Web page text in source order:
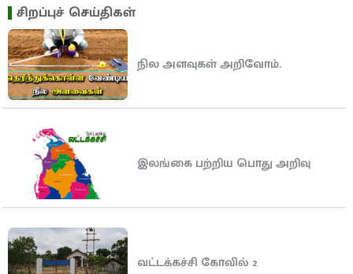
சிறப்புச் செய்திகள்
நில அளவுகள் அறிவோம்.
இலங்கை பற்றிய பொது அறிவு
வட்டக்கச்சி கோவில் 2